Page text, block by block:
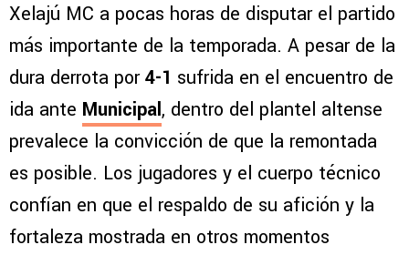
Xelajú MC a pocas horas de disputar el partido
más importante de la temporada. A pesar de la
dura derrota por4-1 sufrida en el encuentro de
ida ante Municipal, dentro del plantel altense
prevalece la convicción de que la remontada
es posible. Los jugadores y el cuerpo técnico
confían en que el respaldo de su afición y la
fortaleza mostrada en otros momentos